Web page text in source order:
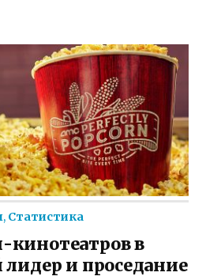
, Статистика
в
и проседание